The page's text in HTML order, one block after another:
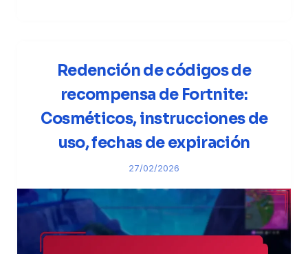
Redención de códigos de
recompensa de Fortnite:
Cosméticos, instrucciones de
uso, fechas de expiración
27/02/2026